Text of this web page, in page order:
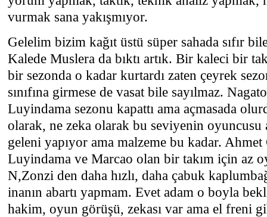
vurmak sana yakışmıyor.
Gelelim bizim kağıt üstü süper sahada sıfır
Kalede Muslera da bıktı artık. Bir kaleci bir
bir sezonda o kadar kurtardı zaten çeyrek
sınıfına girmese de vasat bile sayılmaz.
Luyindama sezonu kapattı ama açmasada
olarak, ne zeka olarak bu seviyenin
geleni yapıyor ama malzeme bu kadar. Ahmet
Luyindama ve Marcao olan bir takım için az
N,Zonzi den daha hızlı, daha çabuk
inanın abartı yapmam. Evet adam o boyla
hakim, oyun görüşü, zekası var ama el freni